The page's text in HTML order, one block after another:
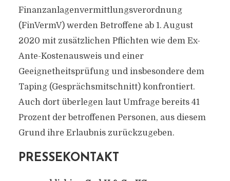
Finanzanlagenvermittlungsverordnung
(FinVermV) werden Betroffene ab 1. August
2020 mit zusätzlichen Pflichten wie dem Ex-
Ante-Kostenausweis und einer
Geeignetheitsprüfung und insbesondere dem
Taping (Gesprächsmitschnitt) konfrontiert.
Auch dort überlegen laut Umfrage bereits 41
Prozent der betroffenen Personen, aus diesem
Grund ihre Erlaubnis zurückzugeben.
PRESSEKONTAKT